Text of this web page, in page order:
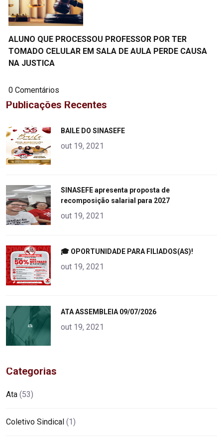
ALUNO QUE PROCESSOU PROFESSOR POR TER
TOMADO CELULAR EM SALA DE AULA PERDE CAUSA
NA JUSTICA
0 Comentários
Publicações Recentes
alt="product">
BAILE DO SINASEFE
out 19, 2021
alt="product">
SINASEFE apresenta proposta de
recomposição salarial para 2027
out 19, 2021
alt="product">
🎓 OPORTUNIDADE PARA FILIADOS(AS)!
out 19, 2021
alt="product">
ATA ASSEMBLEIA 09/07/2026
out 19, 2021
Categorias
Ata (53)
Coletivo Sindical (1)